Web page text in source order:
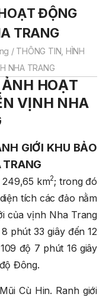
ĐỘNG
TRANG
/ THÔNG TIN, HÌNH
NHA TRANG
HOẠT
VỊNH NHA
GIỚI KHU BẢO
km2; trong đó
tích các đảo nằm
của vịnh Nha Trang
phút 33 giây đến 12
độ 7 phút 16 giây
Đông.
Cù Hin. Ranh giới